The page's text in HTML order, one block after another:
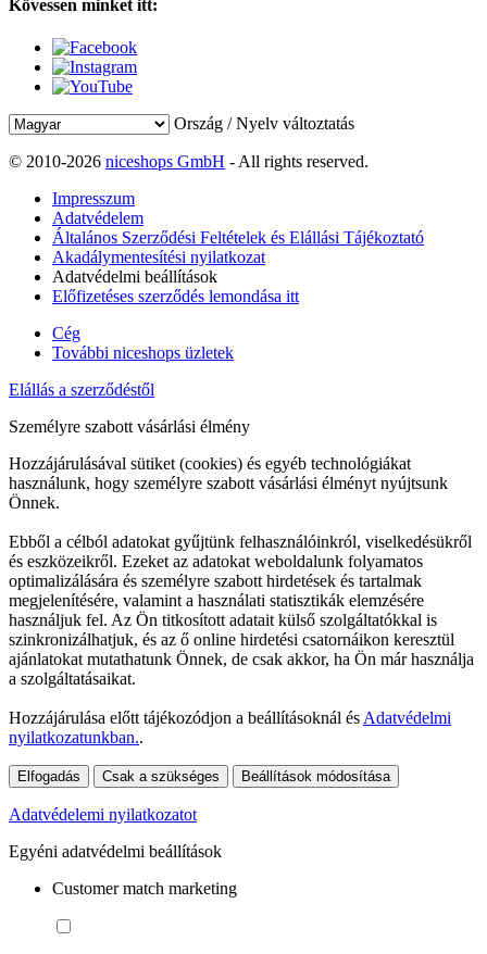
Kövessen minket itt:
Ország / Nyelv változtatás
© 2010-2026 niceshops GmbH - All rights reserved.
Impresszum
Adatvédelem
Általános Szerződési Feltételek és Elállási Tájékoztató
Akadálymentesítési nyilatkozat
Adatvédelmi beállítások
Előfizetéses szerződés lemondása itt
Cég
További niceshops üzletek
Elállás a szerződéstől
Személyre szabott vásárlási élmény
Hozzájárulásával sütiket (cookies) és egyéb technológiákat
használunk, hogy személyre szabott vásárlási élményt nyújtsunk
Önnek.
Ebből a célból adatokat gyűjtünk felhasználóinkról, viselkedésükről
és eszközeikről. Ezeket az adatokat weboldalunk folyamatos
optimalizálására és személyre szabott hirdetések és tartalmak
megjelenítésére, valamint a használati statisztikák elemzésére
használjuk fel. Az Ön titkosított adatait külső szolgáltatókkal is
szinkronizálhatjuk, és az ő online hirdetési csatornáikon keresztül
ajánlatokat mutathatunk Önnek, de csak akkor, ha Ön már használja
a szolgáltatásaikat.
Hozzájárulása előtt tájékozódjon a beállításoknál és Adatvédelmi
nyilatkozatunkban..
Elfogadás Csak a szükséges Beállítások módosítása
Adatvédelemi nyilatkozatot
Egyéni adatvédelmi beállítások
Customer match marketing